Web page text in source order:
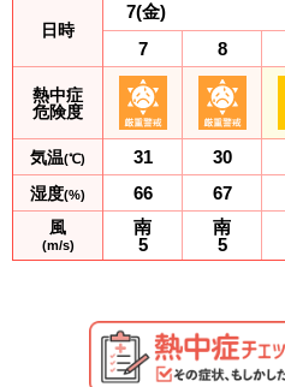
日時
熱中症
危険度
気温(℃)
湿度(%)
風
(m/s)
7(金)
7
31
66
南
5
8
30
67
南
5